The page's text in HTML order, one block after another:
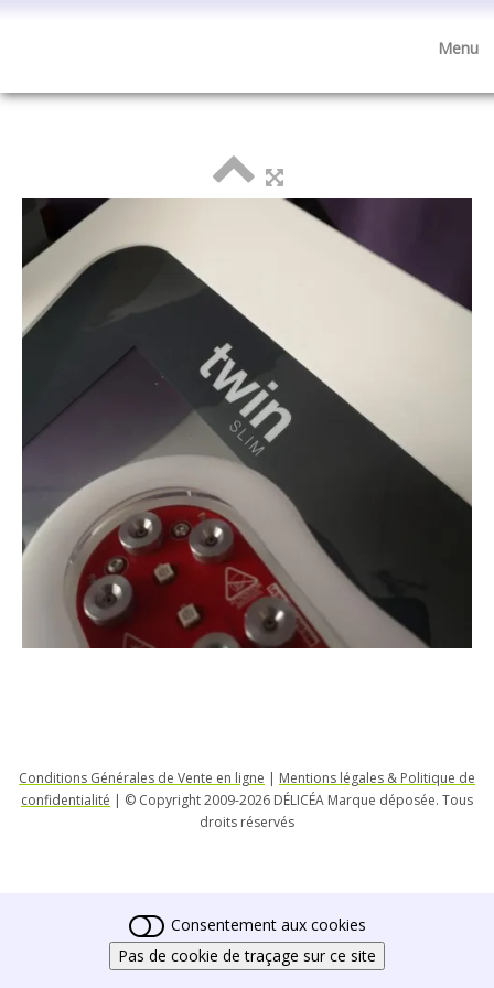
Menu
accueil
anti-âge
bien-être
cosmétique
boutique cadeaux
Conditions Générales de Vente en ligne | Mentions légales & Politique de
confidentialité | © Copyright 2009-2026 DÉLICÉA Marque déposée. Tous
droits réservés
Consentement aux cookies
Pas de cookie de traçage sur ce site